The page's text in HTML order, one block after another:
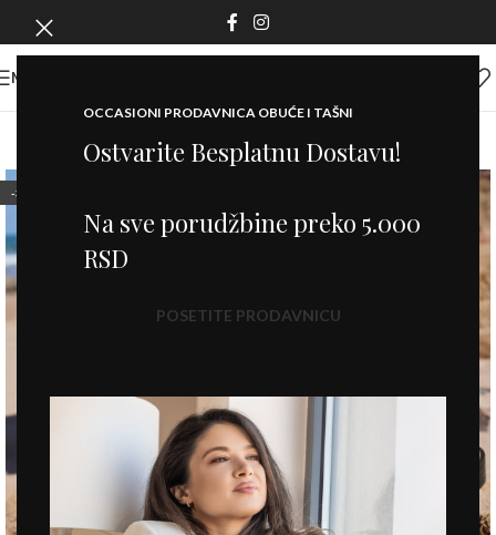
OCCASIONI PRODAVNICA OBUĆE I TAŠNI
Ostvarite Besplatnu Dostavu!
Na sve porudžbine preko 5.000
RSD
POSETITE PRODAVNICU
MENI
-30%